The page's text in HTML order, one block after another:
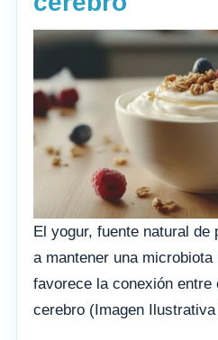
El yogur, fuente natural
a mantener una
favorece la conexión entre
cerebro (Imagen Ilustrativa